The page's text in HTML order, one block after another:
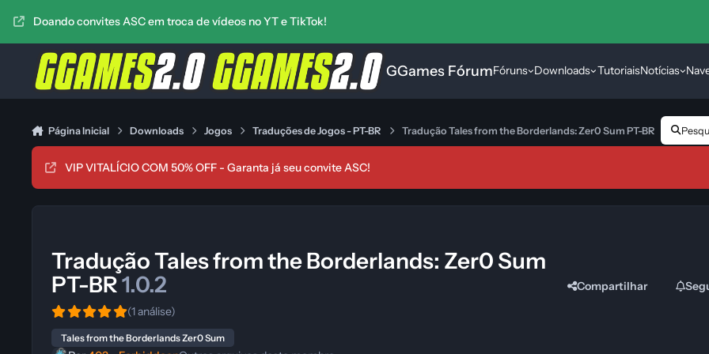
Doando convites ASC em troca de vídeos no YT e TikTok!
GGames FórumFóruns Downloads TutoriaisNotícias
Página Inicial Downloads Jogos Traduções de Jogos - PT-BR Tradução Tales from the Borderlands: Zer0 Sum PT-BR
VIP VITALÍCIO COM 50% OFF - Garanta já seu convite ASC!
Tradução Tales from the Borderlands: Zer0 Sum
PT-BR1.0.2
(1 análise)
Tales from the Borderlands Zer0 Sum
Compartilhar